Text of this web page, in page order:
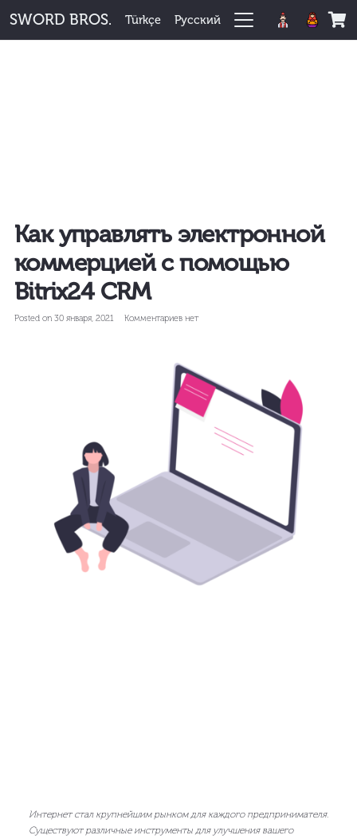
SWORD BROS. Türkçe Русский
Как управлять электронной
коммерцией с помощью
Bitrix24 CRM
Posted on 30 января, 2021 Комментариев нет
Интернет стал крупнейшим рынком для каждого предпринимателя.
Существуют различные инструменты для улучшения вашего